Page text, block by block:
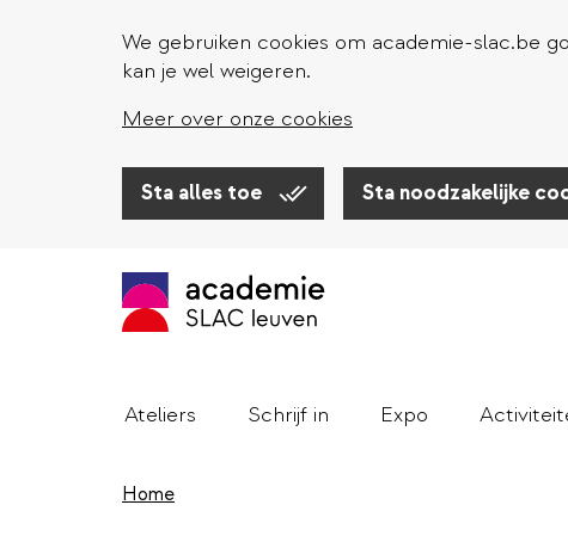
We gebruiken cookies om academie-slac.be
kan je wel weigeren.
Meer over onze cookies
Sta alles toe Sta noodzakelijke
Ateliers Schrijf in Expo
Home